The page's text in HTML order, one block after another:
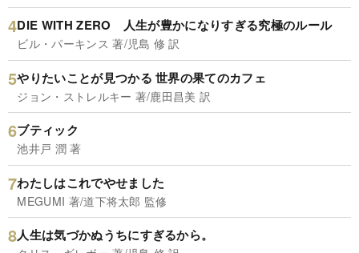
DIE WITH ZERO 人生が豊かになりすぎる究極のルール
ビル・パーキンス 著/児島 修 訳
やりたいことが見つかる 世界の果てのカフェ
ジョン・ストレルキー 著/鹿田昌美 訳
ブティック
池井戸 潤 著
わたしはこれでやせました
MEGUMI 著/道下将太郎 監修
人生は気づかぬうちにすぎるから。